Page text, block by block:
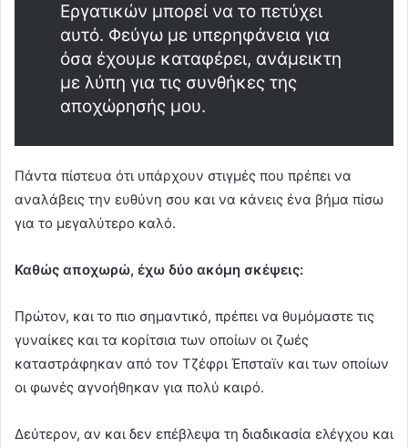
Εργατικών μπορεί να το πετύχει
αυτό. Φεύγω με υπερηφάνεια για
όσα έχουμε καταφέρει, ανάμεικτη
με λύπη για τις συνθήκες της
αποχώρησής μου.
Πάντα πίστευα ότι υπάρχουν στιγμές που πρέπει να
αναλάβεις την ευθύνη σου και να κάνεις ένα βήμα πίσω
για το μεγαλύτερο καλό.
Καθώς αποχωρώ, έχω δύο ακόμη σκέψεις:
Πρώτον, και το πιο σημαντικό, πρέπει να θυμόμαστε τις
γυναίκες και τα κορίτσια των οποίων οι ζωές
καταστράφηκαν από τον Τζέφρι Έπσταϊν και των οποίων
οι φωνές αγνοήθηκαν για πολύ καιρό.
Δεύτερον, αν και δεν επέβλεψα τη διαδικασία ελέγχου και